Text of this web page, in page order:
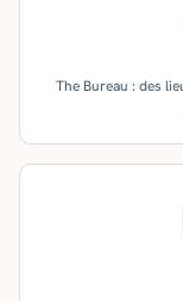
The Bureau : des